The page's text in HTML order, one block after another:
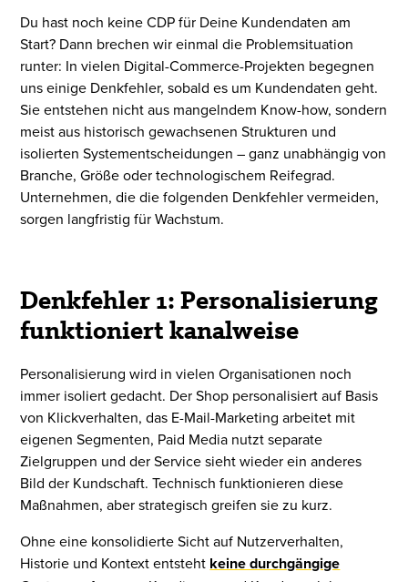
Du hast noch keine CDP für Deine Kundendaten am
Start? Dann brechen wir einmal die Problemsituation
runter: In vielen Digital-Commerce-Projekten begegnen
uns einige Denkfehler, sobald es um Kundendaten geht.
Sie entstehen nicht aus mangelndem Know-how, sondern
meist aus historisch gewachsenen Strukturen und
isolierten Systementscheidungen – ganz unabhängig von
Branche, Größe oder technologischem Reifegrad.
Unternehmen, die die folgenden Denkfehler vermeiden,
sorgen langfristig für Wachstum.
Denkfehler 1: Personalisierung
funktioniert kanalweise
Personalisierung wird in vielen Organisationen noch
immer isoliert gedacht. Der Shop personalisiert auf Basis
von Klickverhalten, das E-Mail-Marketing arbeitet mit
eigenen Segmenten, Paid Media nutzt separate
Zielgruppen und der Service sieht wieder ein anderes
Bild der Kundschaft. Technisch funktionieren diese
Maßnahmen, aber strategisch greifen sie zu kurz.
Ohne eine konsolidierte Sicht auf Nutzerverhalten,
Historie und Kontext entsteht keine durchgängige